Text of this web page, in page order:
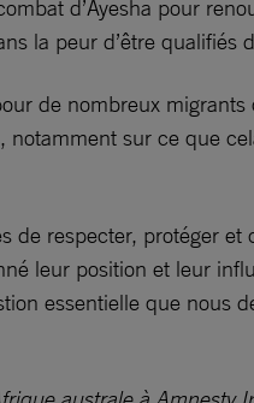
d’Ayesha pour
la peur d’être qualifiés
de nombreux
notamment sur ce que
de respecter, protéger
leur position et leur
essentielle que nous